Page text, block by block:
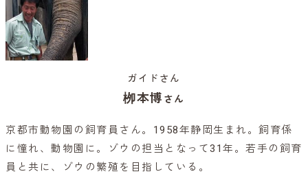
ガイドさん
栁本博 さん
京都市動物園の飼育員さん。1958年静岡生まれ。飼育係
に憧れ、動物園に。ゾウの担当となって31年。若手の飼育
員と共に、ゾウの繁殖を目指している。